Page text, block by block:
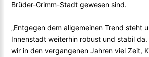
Brüder-Grimm-Stadt gewesen sind.
„Entgegen dem allgemeinen Trend steht
Innenstadt weiterhin robust und stabil
wir in den vergangenen Jahren viel Zeit,